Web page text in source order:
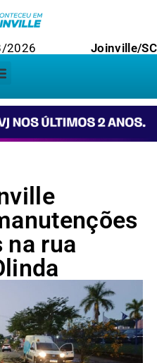
2026 Joinville/SC
na rua